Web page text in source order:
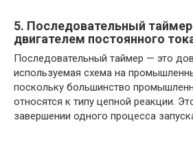
5. Последовательный
двигателем постоянного
Последовательный таймер — это
используемая схема на
поскольку большинство
относятся к типу цепной реакции.
завершении одного процесса